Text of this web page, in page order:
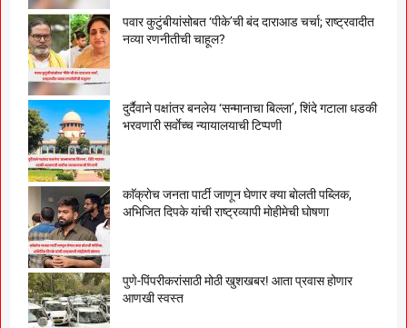
पवार कुटुंबीयांसोबत ‘पीके’ची बंद दाराआड चर्चा; राष्ट्रवादीत
नव्या रणनीतीची चाहूल?
दुर्दैवाने पक्षांतर बनलेय ‘सन्मानाचा बिल्ला’, शिंदे गटाला धडकी
भरवणारी सर्वाेच्च न्यायालयाची टिप्पणी
काॅक्राेच जनता पार्टी जाणून घेणार क्या बाेलती पब्लिक,
अभिजित दिपके यांची राष्ट्रव्यापी माेहीमेची घाेषणा
पुणे-पिंपरीकरांसाठी मोठी खुशखबर! आता प्रवास होणार
आणखी स्वस्त